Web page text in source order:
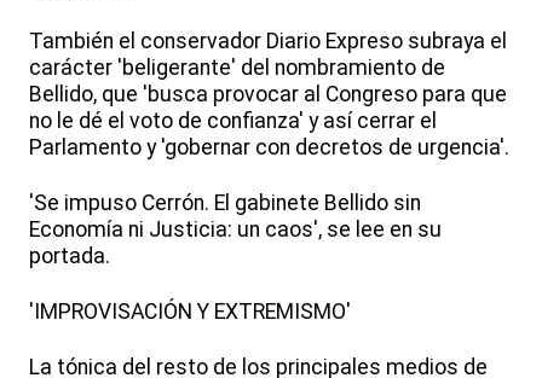
También el conservador Diario Expreso subraya el
carácter 'beligerante' del nombramiento de
Bellido, que 'busca provocar al Congreso para que
no le dé el voto de confianza' y así cerrar el
Parlamento y 'gobernar con decretos de urgencia'.
'Se impuso Cerrón. El gabinete Bellido sin
Economía ni Justicia: un caos', se lee en su
portada.
'IMPROVISACIÓN Y EXTREMISMO'
La tónica del resto de los principales medios de